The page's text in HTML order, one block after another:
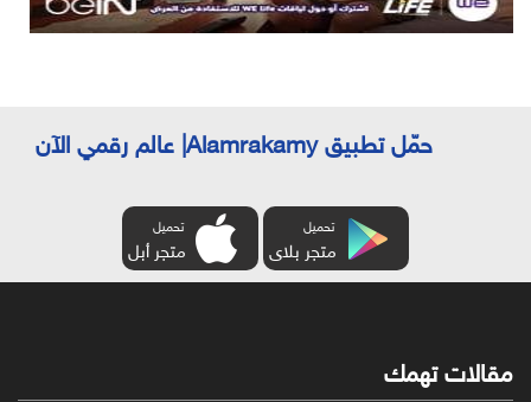
حمّل تطبيق Alamrakamy| عالم رقمي الآن
تحميل
متجر بلاى
تحميل
متجر أبل
مقالات تهمك